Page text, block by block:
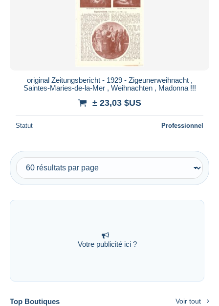
Votre publicité ici ?
Top Boutiques Voir tout
original Zeitungsbericht - 1929 - Zigeunerweihnacht ,
Saintes-Maries-de-la-Mer , Weihnachten , Madonna !!!
± 23,03 $US
Statut Professionnel